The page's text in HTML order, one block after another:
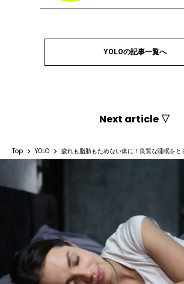
YOLOの記事一覧へ
Next article ▽
Top YOLO 疲れも脂肪もためない体に！良質な睡眠を